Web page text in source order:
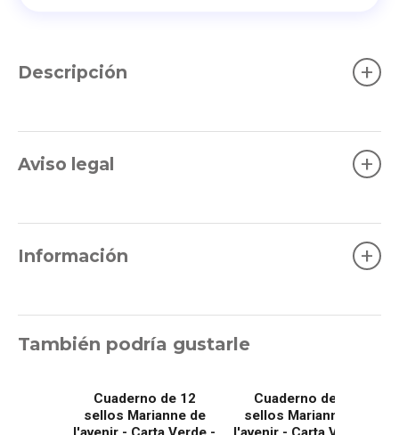
Descripción +
Aviso legal +
Información +
También podría gustarle
Cuaderno de 12
sellos Marianne de
Cuaderno de 12
sellos Marianne de